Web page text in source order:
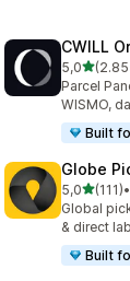
CWILL
5,05
toplam
Parcel
WISMO,
Built
Globe
5,05 (111)
toplam •
Global
& direct
Built